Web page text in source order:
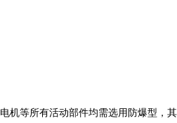
机等所有活动部件均需选用防爆型，其